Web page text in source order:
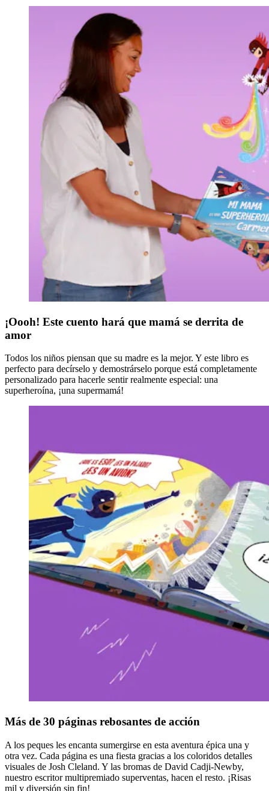
¡Oooh! Este cuento hará que mamá se derrita de
amor
Todos los niños piensan que su madre es la mejor. Y este libro es
perfecto para decírselo y demostrárselo porque está completamente
personalizado para hacerle sentir realmente especial: una
superheroína, ¡una supermamá!
Más de 30 páginas rebosantes de acción
A los peques les encanta sumergirse en esta aventura épica una y
otra vez. Cada página es una fiesta gracias a los coloridos detalles
visuales de Josh Cleland. Y las bromas de David Cadji-Newby,
nuestro escritor multipremiado superventas, hacen el resto. ¡Risas
mil y diversión sin fin!